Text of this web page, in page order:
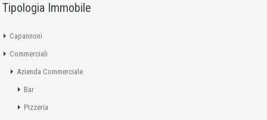
Tipologia Immobile
Capannoni
Commerciali
Azienda Commerciale
Bar
Pizzeria